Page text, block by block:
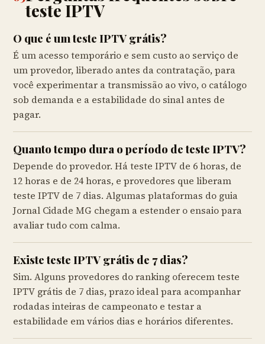
teste IPTV
O que é um teste IPTV grátis?
É um acesso temporário e sem custo ao serviço de
um provedor, liberado antes da contratação, para
você experimentar a transmissão ao vivo, o catálogo
sob demanda e a estabilidade do sinal antes de
pagar.
Quanto tempo dura o período de teste IPTV?
Depende do provedor. Há teste IPTV de 6 horas, de
12 horas e de 24 horas, e provedores que liberam
teste IPTV de 7 dias. Algumas plataformas do guia
Jornal Cidade MG chegam a estender o ensaio para
avaliar tudo com calma.
Existe teste IPTV grátis de 7 dias?
Sim. Alguns provedores do ranking oferecem teste
IPTV grátis de 7 dias, prazo ideal para acompanhar
rodadas inteiras de campeonato e testar a
estabilidade em vários dias e horários diferentes.